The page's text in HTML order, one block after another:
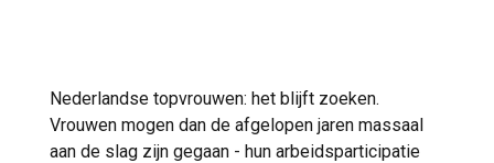
Nederlandse topvrouwen: het blijft zoeken.
Vrouwen mogen dan de afgelopen jaren massaal
aan de slag zijn gegaan - hun arbeidsparticipatie